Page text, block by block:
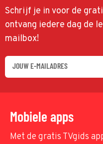
Schrijf je in voor de
ontvang iedere dag de
mailbox!
Mobiele apps
Met de gratis TVgids